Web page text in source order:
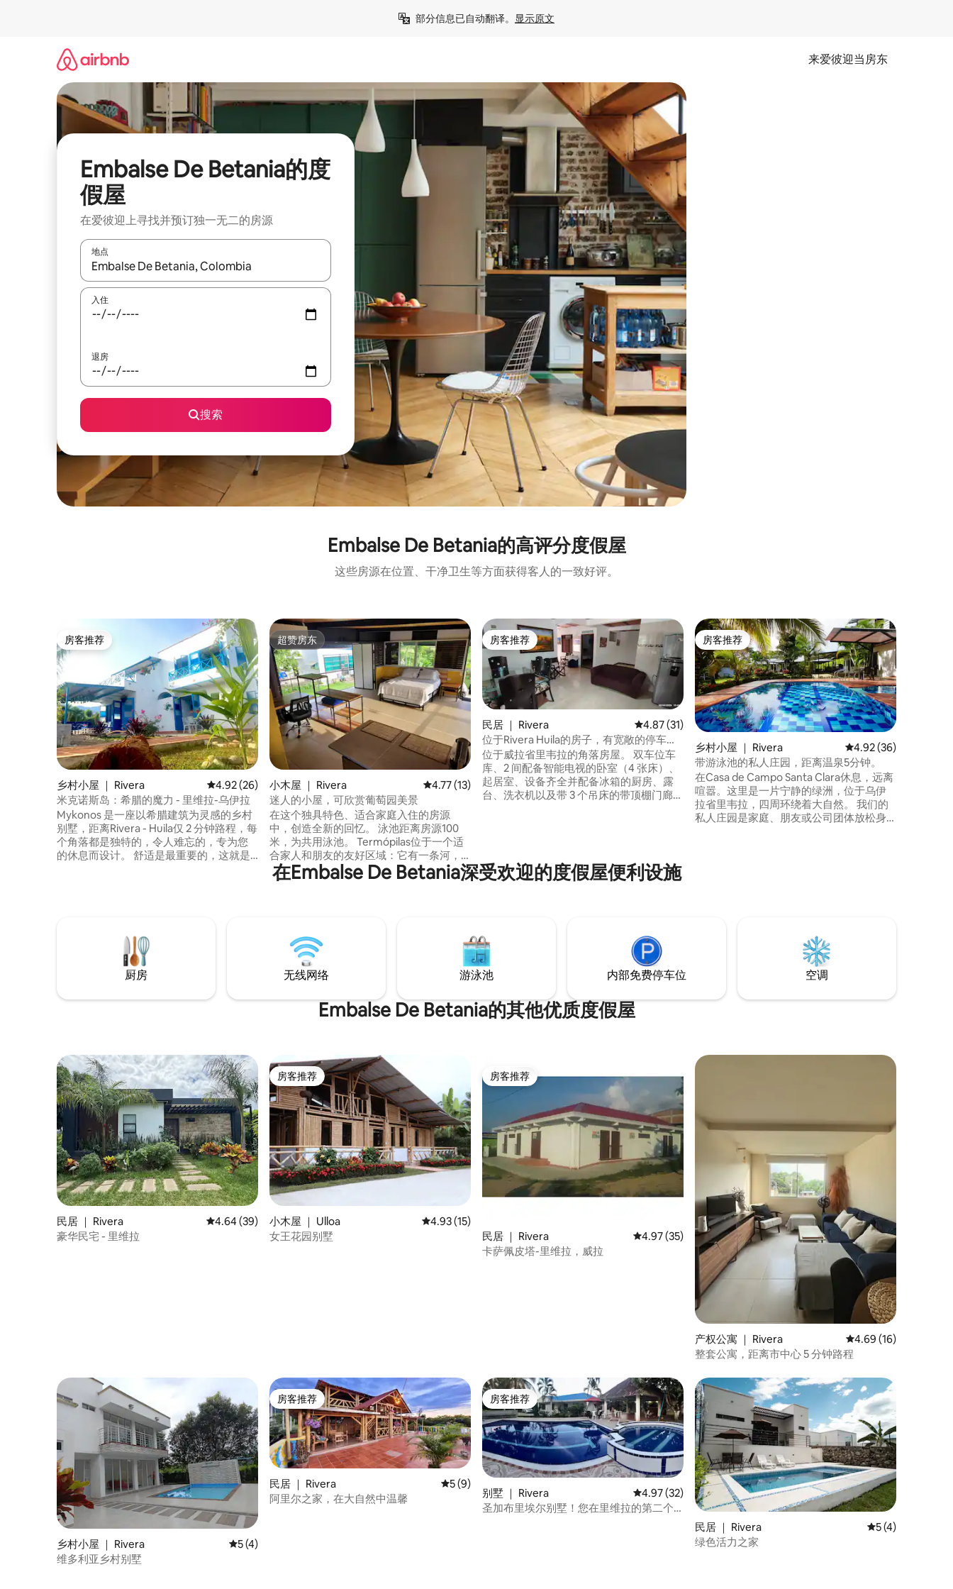
部分信息已自动翻译。 显示原文
来爱彼迎当房东
Embalse De Betania的度
假屋
在爱彼迎上寻找并预订独一无二的房源
地点
如有搜索结果，请使用上下方向键查看，或通过点击或滑动手势浏览。
入住
退房
搜索
Embalse De Betania的高评分度假屋
这些房源在位置、干净卫生等方面获得客人的一致好评。
房客推荐
房客推荐
乡村小屋 ｜ Rivera 平均评分 4.92 分（满分 5 分），共 26 条评价
4.92 (26)
米克诺斯岛：希腊的魔力 - 里维拉-乌伊拉
Mykonos 是一座以希腊建筑为灵感的乡村
别墅，距离Rivera - Huila仅 2 分钟路程，每
个角落都是独特的，令人难忘的，专为您
的休息而设计。 舒适是最重要的，这就是
超赞房东
超赞房东
小木屋 ｜ Rivera 平均评分 4.77 分（满分 5 分），共 13 条评价
4.77 (13)
迷人的小屋，可欣赏葡萄园美景
在这个独具特色、适合家庭入住的房源
中，创造全新的回忆。 泳池距离房源100
米，为共用泳池。 Termópilas位于一个适
合家人和朋友的友好区域：它有一条河，
距离Aguas Termales仅5分钟路程，距离
Neiva仅40分钟路程，距离Desierto de la
房客推荐
房客推荐
民居 ｜ Rivera 平均评分 4.87 分（满分 5 分），共 31 条评价
4.87 (31)
位于Rivera Huila的房子，有宽敞的停车
场。
位于威拉省里韦拉的角落房屋。 双车位车
库、2 间配备智能电视的卧室（4 张床）、
起居室、设备齐全并配备冰箱的厨房、露
台、洗衣机以及带 3 个吊床的带顶棚门廊。
网络【房源设施】洗衣机 🛜
房客推荐
房客推荐
乡村小屋 ｜ Rivera 平均评分 4.92 分（满
4.92 (36)
带游泳池的私人庄园，距离温泉5分钟。
在Casa de Campo Santa Clara休息，远离
喧嚣。这里是一片宁静的绿洲，位于乌伊
拉省里韦拉，四周环绕着大自然。 我们的
私人庄园是家庭、朋友或公司团体放松身
在Embalse De Betania深受欢迎的度假屋便利设施
厨房 无线网络 游泳池 内部免费停车位 空调
Embalse De Betania的其他优质度假屋
民居 ｜ Rivera 平均评分 4.64 分（满分 5 分），共 39 条评价
4.64 (39)
豪华民宅 - 里维拉
房客推荐
房客推荐
小木屋 ｜ Ulloa 平均评分 4.93 分（满分 5 分），共 15 条评价
4.93 (15)
女王花园别墅
房客推荐
房客推荐
民居 ｜ Rivera 平均评分 4.97 分（满分 5 分），共 35 条评价
4.97 (35)
卡萨佩皮塔-里维拉，威拉
产权公寓 ｜ Rivera 平均评分 4.69 分（满
4.69 (16)
整套公寓，距离市中心 5 分钟路程
乡村小屋 ｜ Rivera 平均评分 5 分（满分 5 分），共 4 条评价
5 (4)
维多利亚乡村别墅
房客推荐
房客推荐
民居 ｜ Rivera 平均评分 5 分（满分 5 分），共 9 条评价
5 (9)
阿里尔之家，在大自然中温馨
房客推荐
房客推荐
别墅 ｜ Rivera 平均评分 4.97 分（满分 5 分），共 32 条评价
4.97 (32)
圣加布里埃尔别墅！您在里维拉的第二个
民居 ｜ Rivera 平均评分 5 分（
5 (4)
绿色活力之家